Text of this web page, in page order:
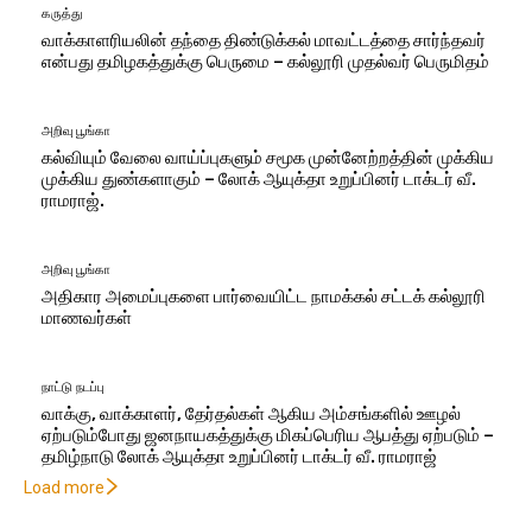
கருத்து
வாக்காளரியலின் தந்தை திண்டுக்கல் மாவட்டத்தை சார்ந்தவர்
என்பது தமிழகத்துக்கு பெருமை – கல்லூரி முதல்வர் பெருமிதம்
அறிவு பூங்கா
கல்வியும் வேலை வாய்ப்புகளும் சமூக முன்னேற்றத்தின் முக்கிய
முக்கிய துண்களாகும் – லோக் ஆயுக்தா உறுப்பினர் டாக்டர் வீ.
ராமராஜ்.
அறிவு பூங்கா
அதிகார அமைப்புகளை பார்வையிட்ட நாமக்கல் சட்டக் கல்லூரி
மாணவர்கள்
நாட்டு நடப்பு
வாக்கு, வாக்காளர், தேர்தல்கள் ஆகிய அம்சங்களில் ஊழல்
ஏற்படும்போது ஜனநாயகத்துக்கு மிகப்பெரிய ஆபத்து ஏற்படும் –
தமிழ்நாடு லோக் ஆயுக்தா உறுப்பினர் டாக்டர் வீ. ராமராஜ்
Load more